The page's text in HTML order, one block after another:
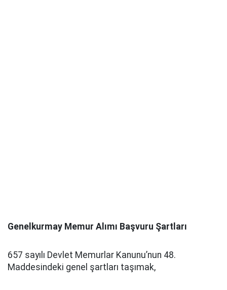
Genelkurmay Memur Alımı Başvuru Şartları
657 sayılı Devlet Memurlar Kanunu’nun 48.
Maddesindeki genel şartları taşımak,